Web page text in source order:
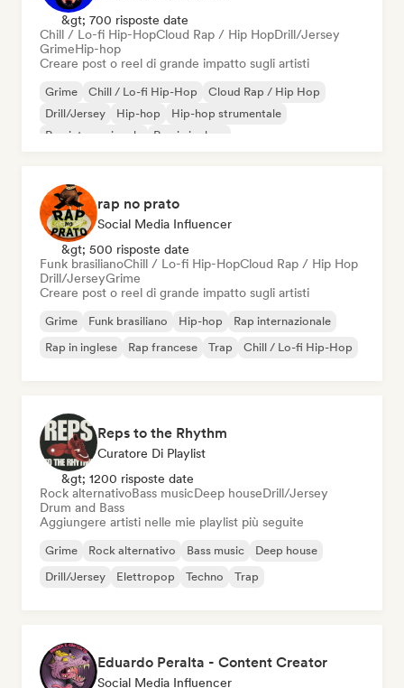
&gt; 700 risposte date
Chill / Lo-fi Hip-HopCloud Rap / Hip HopDrill/Jersey
GrimeHip-hop
Creare post o reel di grande impatto sugli artisti
Grime Chill / Lo-fi Hip-Hop
Cloud Rap / Hip Hop
Drill/Jersey
Hip-hop
Hip-hop strumentale
Rap internazionale
Rap in inglese
rap no prato
Social Media Influencer
&gt; 500 risposte date
Funk brasilianoChill / Lo-fi Hip-HopCloud Rap / Hip Hop
Drill/JerseyGrime
Creare post o reel di grande impatto sugli artisti
Grime Funk brasiliano Hip-hop
Rap internazionale
Rap in inglese
Rap francese Trap Chill / Lo-fi Hip-Hop
Reps to the Rhythm
Curatore Di Playlist
&gt; 1200 risposte date
Rock alternativoBass musicDeep houseDrill/Jersey
Drum and Bass
Aggiungere artisti nelle mie playlist più seguite
Grime Rock alternativo Bass music
Deep house
Drill/Jersey
Elettropop Techno Trap
Eduardo Peralta - Content Creator
Social Media Influencer